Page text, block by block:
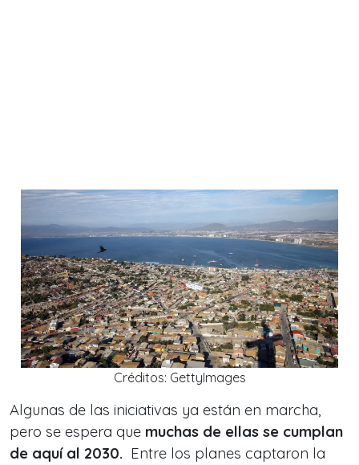
Créditos: GettyImages
Algunas de las iniciativas ya están en marcha,
pero se espera que muchas de ellas se cumplan
de aquí al 2030. Entre los planes captaron la